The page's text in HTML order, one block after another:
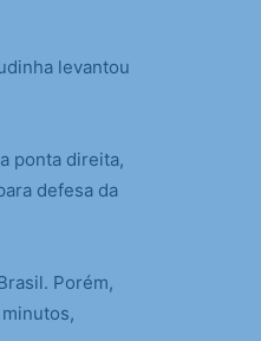
levantou
ponta direita,
defesa da
Porém,